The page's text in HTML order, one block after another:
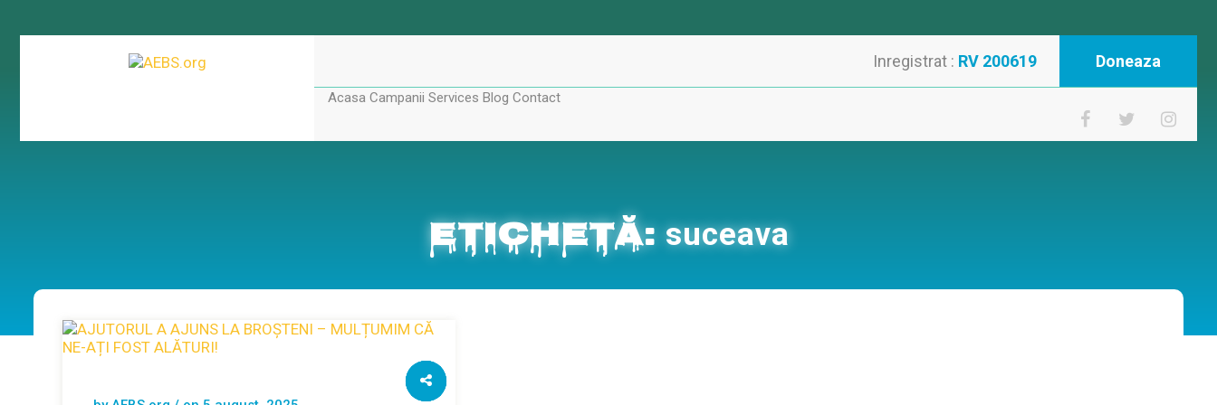
Inregistrat : RV 200619 Doneaza
Acasa Campanii Services Blog Contact
Etichetă:suceava